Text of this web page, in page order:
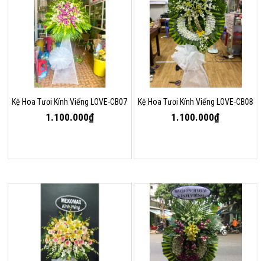
Kệ Hoa Tươi Kính Viếng LOVE-CB07
1.100.000₫
Kệ Hoa Tươi Kính Viếng LOVE-CB08
1.100.000₫